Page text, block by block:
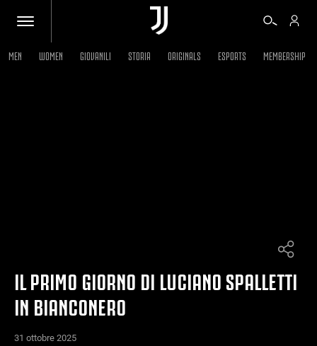
ALTRO
MEN WOMEN GIOVANILI STORIA ORIGINALS ESPORTS MEMBERSHIP
IL PRIMO GIORNO DI LUCIANO SPALLETTI
IN BIANCONERO
31 ottobre 2025